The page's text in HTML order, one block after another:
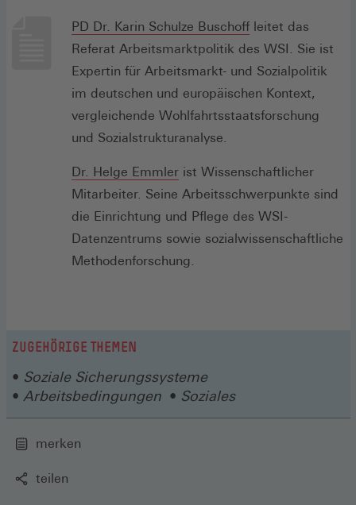
PD Dr. Karin Schulze Buschoff leitet das
Referat Arbeitsmarktpolitik des WSI. Sie ist
Expertin für Arbeitsmarkt- und Sozialpolitik
im deutschen und europäischen Kontext,
vergleichende Wohlfahrtsstaatsforschung
und Sozialstrukturanalyse.
Dr. Helge Emmler ist Wissenschaftlicher
Mitarbeiter. Seine Arbeitsschwerpunkte sind
die Einrichtung und Pflege des WSI-
Datenzentrums sowie sozialwissenschaftliche
Methodenforschung.
ZUGEHÖRIGE THEMEN
Soziale Sicherungssysteme
Arbeitsbedingungen
Soziales
merken
teilen